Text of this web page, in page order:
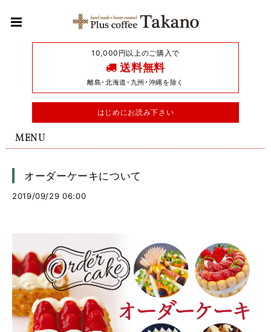
10,000円以上のご購入で
送料無料
離島･北海道･九州･沖縄を除く
はじめにお読み下さい
MENU
オーダーケーキについて
2019/09/29 06:00